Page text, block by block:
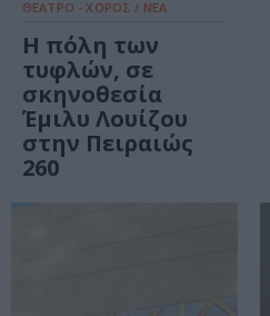
ΘΕΑΤΡΟ - ΧΟΡΟΣ / ΝΕΑ
Η πόλη των
τυφλών, σε
σκηνοθεσία
Έμιλυ Λουίζου
στην Πειραιώς
260